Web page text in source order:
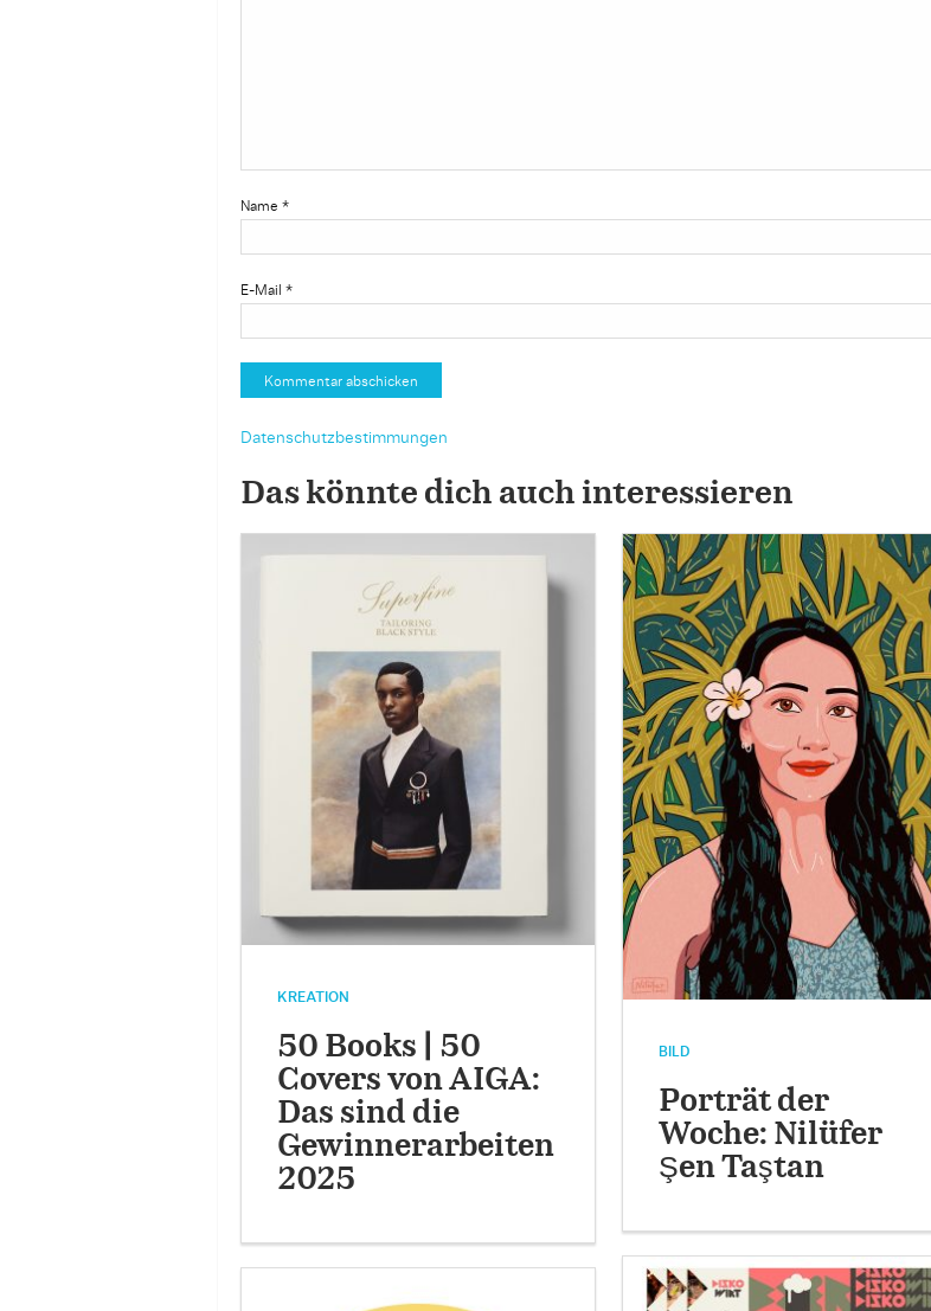
Name *
E-Mail *
Datenschutzbestimmungen
Das könnte dich auch interessieren
KREATION
50 Books | 50
Covers von AIGA:
Das sind die
Gewinnerarbeiten
2025
BILD
Porträt der
Woche: Nilüfer
Şen Taştan